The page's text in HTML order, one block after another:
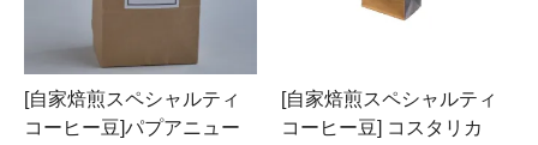
[自家焙煎スペシャルティ
コーヒー豆]パプアニュー
[自家焙煎スペシャルティ
コーヒー豆] コスタリカ